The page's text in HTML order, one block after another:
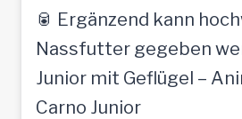
🥫 Ergänzend kann
Nassfutter gegeben
Junior mit Geflügel –
Carno Junior